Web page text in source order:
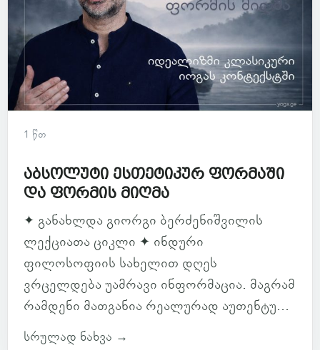
1 წთ
აბსოლუტი ესთეტიკურ ფორმაში
და ფორმის მიღმა
✦ განახლდა გიორგი ბერძენიშვილის
ლექციათა ციკლი ✦ ინდური
ფილოსოფიის სახელით დღეს
ვრცელდება უამრავი ინფორმაცია. მაგრამ
რამდენი მათგანია რეალურად აუთენტუ...
სრულად ნახვა →